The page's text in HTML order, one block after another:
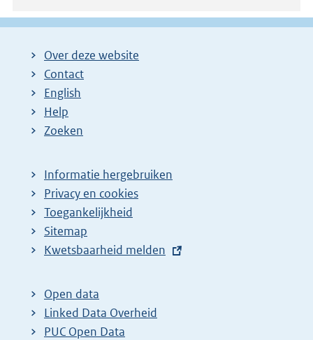
Over deze website
Contact
English
Help
Zoeken
Informatie hergebruiken
Privacy en cookies
Toegankelijkheid
Sitemap
E
t
e
r
Kwetsbaarheid melden
Open data
Linked Data Overheid
PUC Open Data